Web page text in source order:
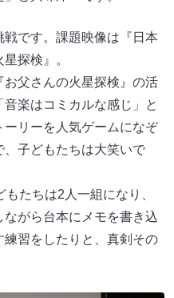
です。課題映像は『日本
探検』。
父さんの火星探検』の活
楽はコミカルな感じ」と
ーリーを人気ゲームになぞ
、子どもたちは大笑いで
たちは2人一組になり、
がら台本にメモを書き込
習をしたりと、真剣その